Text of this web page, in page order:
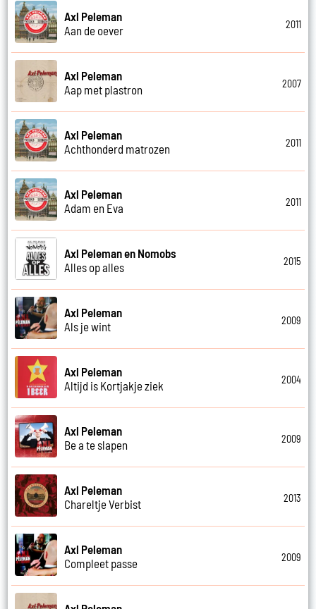
Axl Peleman
Aan de oever
2011
Axl Peleman
Aap met plastron
2007
Axl Peleman
Achthonderd matrozen
2011
Axl Peleman
Adam en Eva
2011
Axl Peleman en Nomobs
Alles op alles
2015
Axl Peleman
Als je wint
2009
Axl Peleman
Altijd is Kortjakje ziek
2004
Axl Peleman
Be a te slapen
2009
Axl Peleman
Chareltje Verbist
2013
Axl Peleman
Compleet passe
2009